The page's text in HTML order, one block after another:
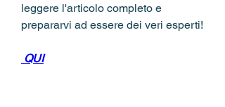
leggere l'articolo completo e
prepararvi ad essere dei veri esperti!
QUI